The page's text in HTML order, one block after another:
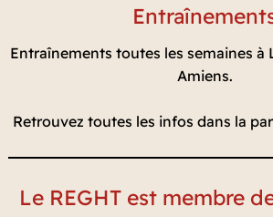
Entraînements toutes les semaines à
Amiens.
Retrouvez toutes les infos dans la
Le REGHT est membre